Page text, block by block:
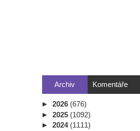
Archiv Komentáře
► 2026 (676)
► 2025 (1092)
► 2024 (1111)